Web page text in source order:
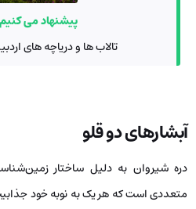
پیشنهاد می
تالاب ها و دریاچه های
آبشارهای دو قلو
دره شیروان به دلیل ساختار
متعددی است که هر یک به نوبه خود